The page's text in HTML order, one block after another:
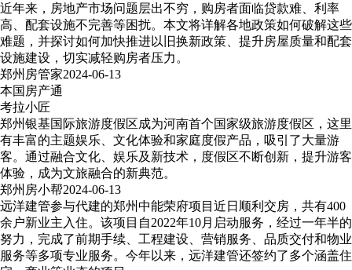
近年来，房地产市场问题层出不穷，购房者面临贷款难、利率
高、配套设施不完善等困扰。本文将详解各地政策如何破解这些
难题，并探讨如何加快推进以旧换新政策、提升房屋质量和配套
设施建设，切实减轻购房者压力。
郑州房管家2024-06-13
本国房产通
考拉小匠
郑州银基国际旅游度假区成为河南首个国家级旅游度假区，这里
有丰富的主题娱乐、文化体验和家庭度假产品，吸引了大量游
客。通过融合文化、娱乐及新技术，度假区不断创新，提升游客
体验，成为文旅融合的新典范。
郑州房小帮2024-06-13
远洋建管参与代建的郑州中能荣府项目近日顺利交房，共有400
余户新业主入住。该项目自2022年10月启动服务，经过一年半的
努力，完成了前期手续、工程建设、营销服务、品质交付和物业
服务等多项专业服务。今年以来，远洋建管还签约了多个涵盖住